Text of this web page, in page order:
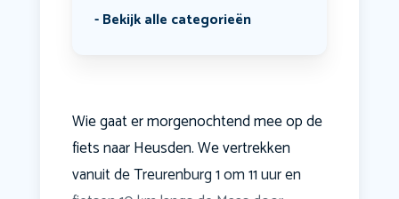
Bekijk alle categorieën
Wie gaat er morgenochtend mee op de
fiets naar Heusden. We vertrekken
vanuit de Treurenburg 1 om 11 uur en